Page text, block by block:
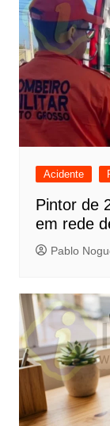
Acidente
Pintor de
em rede
Pablo